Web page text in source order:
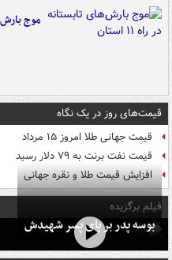
موج
قیمت‌های روز در یک نگاه
قیمت جهانی طلا امروز ۱۵ مرداد
قیمت نفت برنت به ۷۹ دلار رسید
افزایش قیمت طلا و نقره جهانی
فیلم برگزیده
بوسه‌ پدر بر پای پسر شهیدش